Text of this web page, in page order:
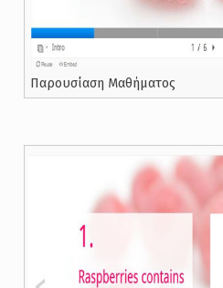
Παρουσίαση Μαθήματος